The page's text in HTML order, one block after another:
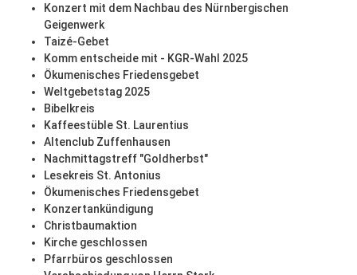
Konzert mit dem Nachbau des Nürnbergischen
Geigenwerk
Taizé-Gebet
Komm entscheide mit - KGR-Wahl 2025
Ökumenisches Friedensgebet
Weltgebetstag 2025
Bibelkreis
Kaffeestüble St. Laurentius
Altenclub Zuffenhausen
Nachmittagstreff "Goldherbst"
Lesekreis St. Antonius
Ökumenisches Friedensgebet
Konzertankündigung
Christbaumaktion
Kirche geschlossen
Pfarrbüros geschlossen